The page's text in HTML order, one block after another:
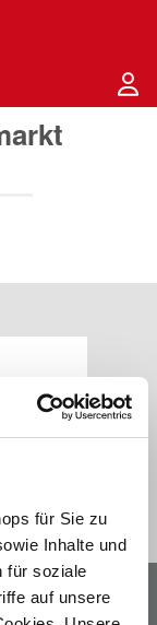
für Sie zu
Inhalte und
für soziale
auf unsere